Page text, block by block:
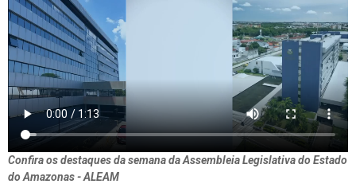
Confira os destaques da semana da Assembleia Legislativa do Estado
do Amazonas - ALEAM